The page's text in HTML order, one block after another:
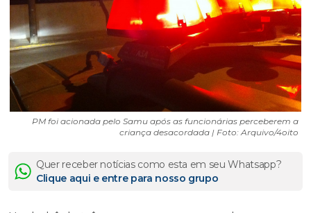
PM foi acionada pelo Samu após as funcionárias perceberem a
criança desacordada | Foto: Arquivo/4oito
Quer receber notícias como esta em seu Whatsapp?
Clique aqui e entre para nosso grupo